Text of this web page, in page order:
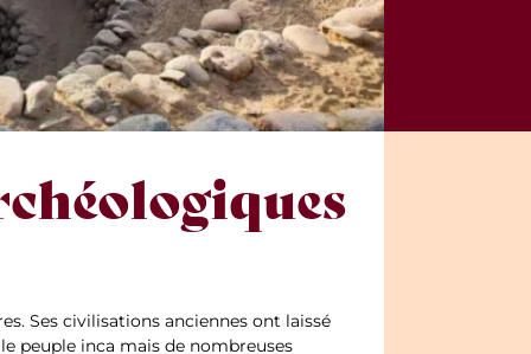
Ses civilisations anciennes ont laissé
peuple inca mais de nombreuses